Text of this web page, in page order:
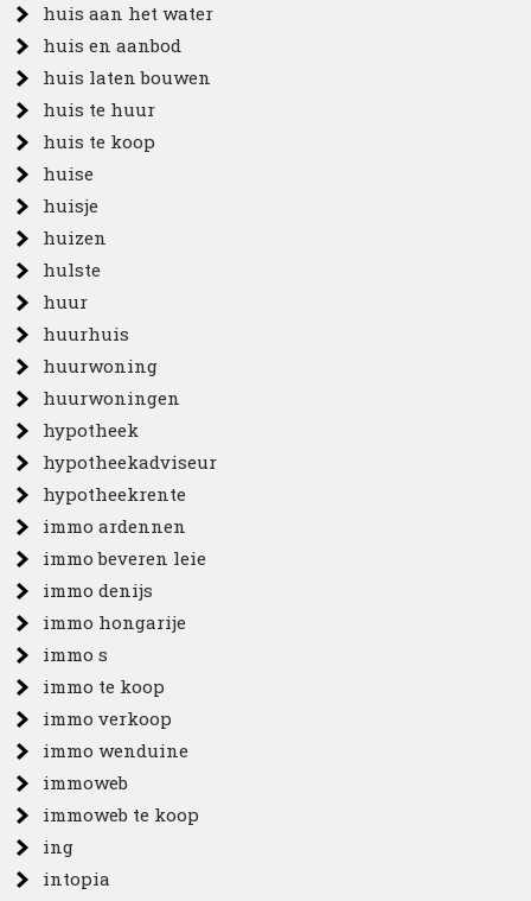
huis aan het water
huis en aanbod
huis laten bouwen
huis te huur
huis te koop
huise
huisje
huizen
hulste
huur
huurhuis
huurwoning
huurwoningen
hypotheek
hypotheekadviseur
hypotheekrente
immo ardennen
immo beveren leie
immo denijs
immo hongarije
immo s
immo te koop
immo verkoop
immo wenduine
immoweb
immoweb te koop
ing
intopia